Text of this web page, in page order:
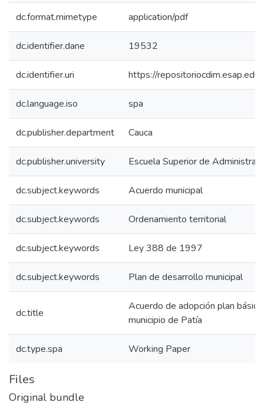
dc.format.mimetype application/pdf
dc.identifier.dane 19532
dc.identifier.uri https://
dc.language.iso spa
dc.publisher.department Cauca
dc.publisher.university Escuela Superior de
dc.subject.keywords Acuerdo municipal
dc.subject.keywords Ordenamiento territorial
dc.subject.keywords Ley 388 de 1997
dc.subject.keywords Plan de desarrollo municipal
dc.title
Acuerdo de adopción plan
municipio de Patía
dc.type.spa Working Paper
Files
Original bundle